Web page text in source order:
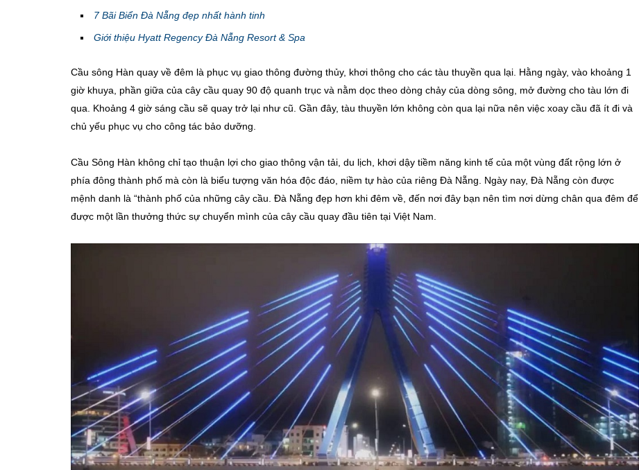
7 Bãi Biển Đà Nẵng đẹp nhất hành tinh
Giới thiệu Hyatt Regency Đà Nẵng Resort & Spa
Cầu sông Hàn quay về đêm là phục vụ giao thông đường thủy, khơi thông cho các tàu thuyền qua lại. Hằng ngày, vào khoảng 1
giờ khuya, phần giữa của cây cầu quay 90 độ quanh trục và nằm dọc theo dòng chảy của dòng sông, mở đường cho tàu lớn đi
qua. Khoảng 4 giờ sáng cầu sẽ quay trở lại như cũ. Gần đây, tàu thuyền lớn không còn qua lại nữa nên việc xoay cầu đã ít đi và
chủ yếu phục vụ cho công tác bảo dưỡng.
Cầu Sông Hàn không chỉ tạo thuận lợi cho giao thông vận tải, du lịch, khơi dậy tiềm năng kinh tế của một vùng đất rộng lớn ở
phía đông thành phố mà còn là biểu tượng văn hóa độc đáo, niềm tự hào của riêng Đà Nẵng. Ngày nay, Đà Nẵng còn được
mệnh danh là “thành phố của những cây cầu. Đà Nẵng đẹp hơn khi đêm về, đến nơi đây bạn nên tìm nơi dừng chân qua đêm để
được một lần thưởng thức sự chuyển mình của cây cầu quay đầu tiên tại Việt Nam.